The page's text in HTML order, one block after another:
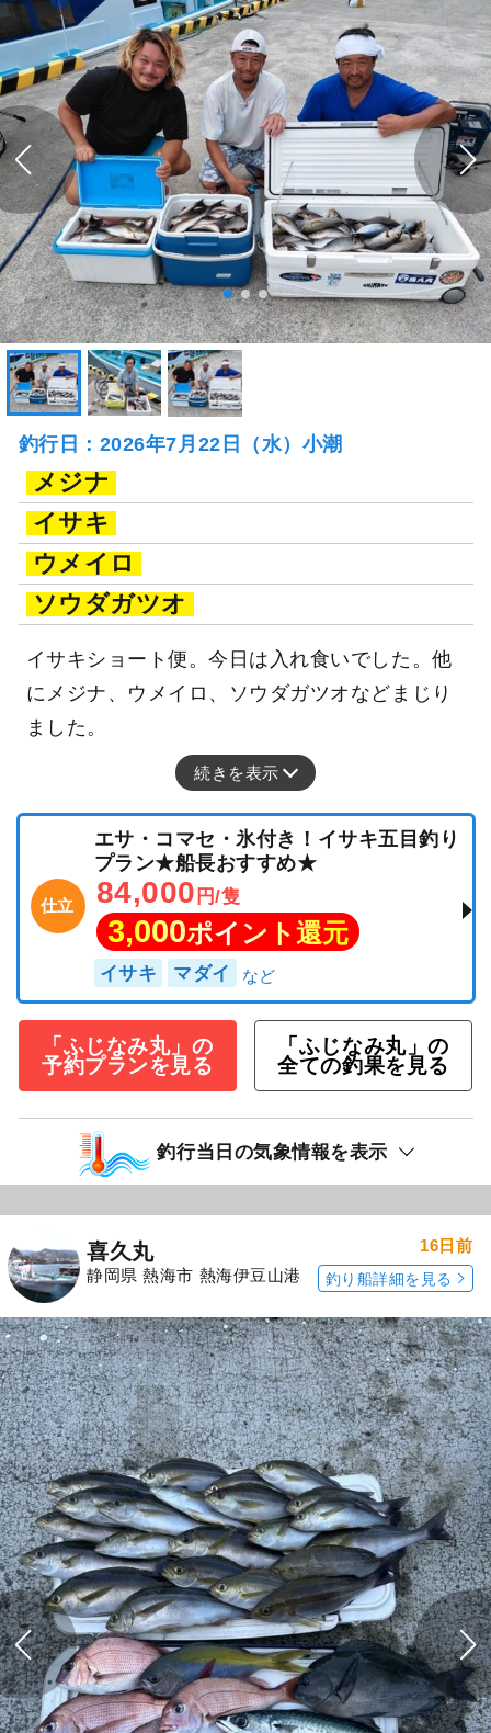
釣行日：2026年7月22日（水）小潮
メジナ
イサキ
ウメイロ
ソウダガツオ
イサキショート便。今日は入れ食いでした。他
にメジナ、ウメイロ、ソウダガツオなどまじり
ました。
続きを表示
仕立
エサ・コマセ・氷付き！イサキ五目釣り
プラン★船長おすすめ★
84,000 円/隻
3,000ポイント還元
イサキ マダイ
「ふじなみ丸」の
予約プランを見る
「ふじなみ丸」の
全ての釣果を見る
釣行当日の気象情報を表示
喜久丸
静岡県 熱海市 熱海伊豆山港
16日前
釣り船詳細を見る